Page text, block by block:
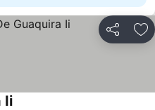
Partager
Ii